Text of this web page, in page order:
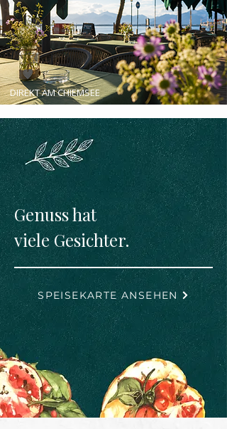
DIREKT AM CHIEMSEE
Genuss hat
viele Gesichter.
SPEISEKARTE ANSEHEN